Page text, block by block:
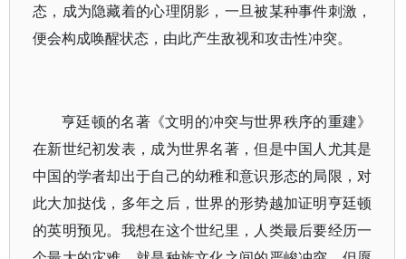
态，成为隐藏着的心理阴影，一旦被某种事件刺激，
便会构成唤醒状态，由此产生敌视和攻击性冲突。
亨廷顿的名著《文明的冲突与世界秩序的重建》
在新世纪初发表，成为世界名著，但是中国人尤其是
中国的学者却出于自己的幼稚和意识形态的局限，对
此大加挞伐，多年之后，世界的形势越加证明亨廷顿
的英明预见。我想在这个世纪里，人类最后要经历一